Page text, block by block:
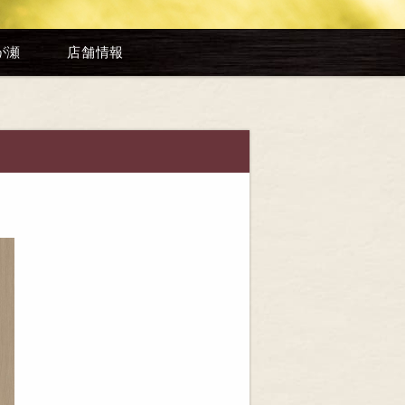
瀬 店舗情報